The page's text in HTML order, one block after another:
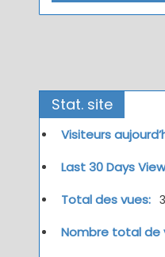
Stat. site
Visiteurs
Last 30 Days
Total des vues:
Nombre total de